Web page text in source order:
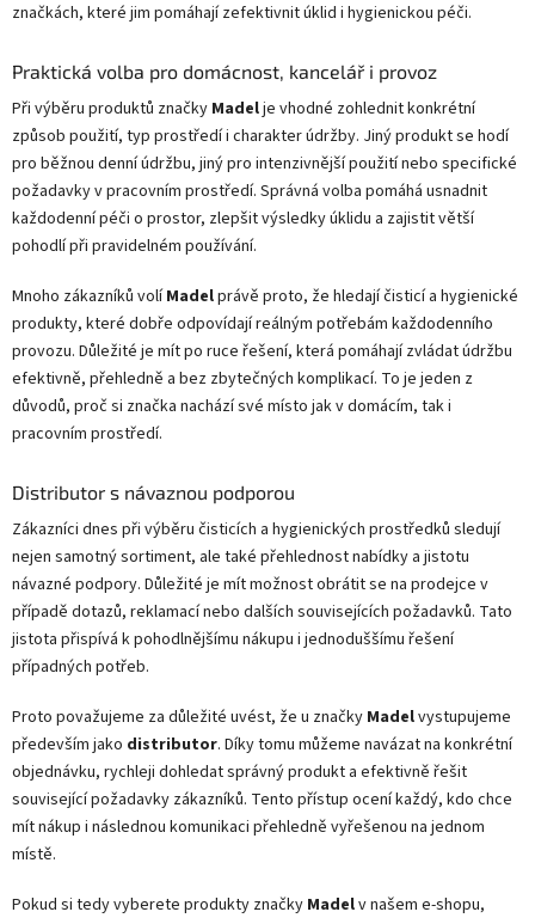
značkách, které jim pomáhají zefektivnit úklid i hygienickou péči.
Praktická volba pro domácnost, kancelář i provoz
Při výběru produktů značky Madelje vhodné zohlednit konkrétní
způsob použití, typ prostředí i charakter údržby. Jiný produkt se hodí
pro běžnou denní údržbu, jiný pro intenzivnější použití nebo specifické
požadavky v pracovním prostředí. Správná volba pomáhá usnadnit
každodenní péči o prostor, zlepšit výsledky úklidu a zajistit větší
pohodlí při pravidelném používání.
Mnoho zákazníků volíMadelprávě proto, že hledají čisticí a hygienické
produkty, které dobře odpovídají reálným potřebám každodenního
provozu. Důležité je mít po ruce řešení, která pomáhají zvládat údržbu
efektivně, přehledně a bez zbytečných komplikací. To je jeden z
důvodů, proč si značka nachází své místo jak v domácím, tak i
pracovním prostředí.
Distributor s návaznou podporou
Zákazníci dnes při výběru čisticích a hygienických prostředků sledují
nejen samotný sortiment, ale také přehlednost nabídky a jistotu
návazné podpory. Důležité je mít možnost obrátit se na prodejce v
případě dotazů, reklamací nebo dalších souvisejících požadavků. Tato
jistota přispívá k pohodlnějšímu nákupu i jednoduššímu řešení
případných potřeb.
Proto považujeme za důležité uvést, že u značky Madelvystupujeme
především jako distributor. Díky tomu můžeme navázat na konkrétní
objednávku, rychleji dohledat správný produkt a efektivně řešit
související požadavky zákazníků. Tento přístup ocení každý, kdo chce
mít nákup i následnou komunikaci přehledně vyřešenou na jednom
místě.
Pokud si tedy vyberete produkty značky Madelv našem e-shopu,